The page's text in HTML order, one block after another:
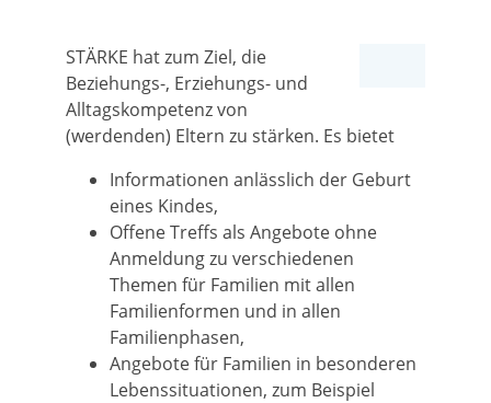
STÄRKE hat zum Ziel, die
Beziehungs-, Erziehungs- und
Alltagskompetenz von
(werdenden) Eltern zu stärken. Es bietet
Informationen anlässlich der Geburt
eines Kindes,
Offene Treffs als Angebote ohne
Anmeldung zu verschiedenen
Themen für Familien mit allen
Familienformen und in allen
Familienphasen,
Angebote für Familien in besonderen
Lebenssituationen, zum Beispiel